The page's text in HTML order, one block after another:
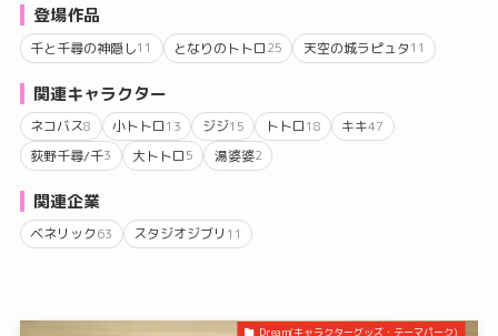
登場作品
千と千尋の神隠し11 となりのトトロ25 天空の城ラピュタ11
関連キャラクター
ネコバス8 小トトロ13 ジジ15 トトロ18 キキ47
荻野千尋/千3 大トトロ5 湯婆婆2
関連企業
ベネリック63 スタジオジブリ 11
Dream(キャラクターグッズ・テーマパーク)